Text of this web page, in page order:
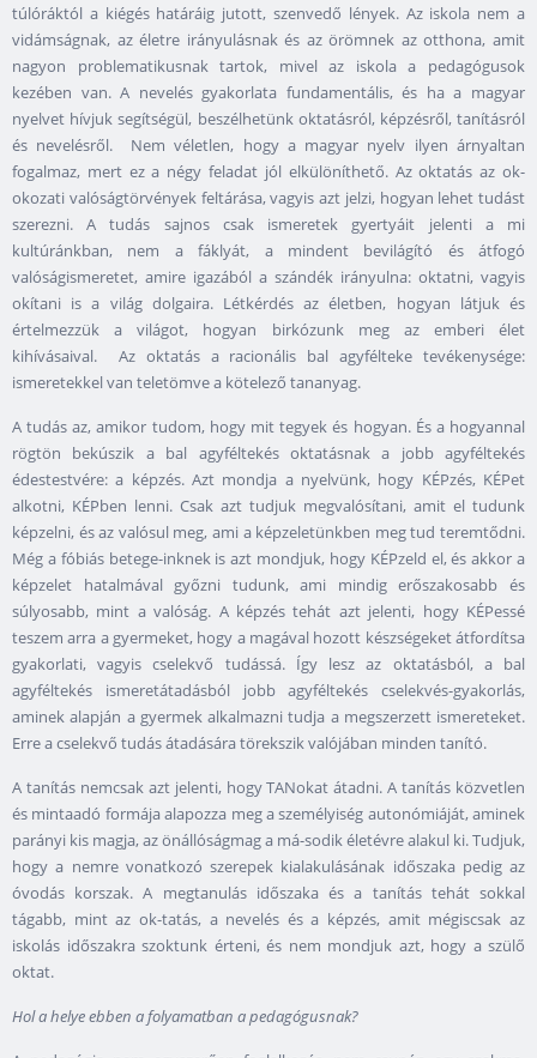
túlóráktól a kiégés határáig jutott, szenvedő lények. Az iskola nem a
vidámságnak, az életre irányulásnak és az örömnek az otthona, amit
nagyon problematikusnak tartok, mivel az iskola a pedagógusok
kezében van. A nevelés gyakorlata fundamentális, és ha a magyar
nyelvet hívjuk segítségül, beszélhetünk oktatásról, képzésről, tanításról
és nevelésről. Nem véletlen, hogy a magyar nyelv ilyen árnyaltan
fogalmaz, mert ez a négy feladat jól elkülöníthető. Az oktatás az ok-
okozati valóságtörvények feltárása, vagyis azt jelzi, hogyan lehet tudást
szerezni. A tudás sajnos csak ismeretek gyertyáit jelenti a mi
kultúránkban, nem a fáklyát, a mindent bevilágító és átfogó
valóságismeretet, amire igazából a szándék irányulna: oktatni, vagyis
okítani is a világ dolgaira. Létkérdés az életben, hogyan látjuk és
értelmezzük a világot, hogyan birkózunk meg az emberi élet
kihívásaival. Az oktatás a racionális bal agyfélteke tevékenysége:
ismeretekkel van teletömve a kötelező tananyag.
A tudás az, amikor tudom, hogy mit tegyek és hogyan. És a hogyannal
rögtön bekúszik a bal agyféltekés oktatásnak a jobb agyféltekés
édestestvére: a képzés. Azt mondja a nyelvünk, hogy KÉPzés, KÉPet
alkotni, KÉPben lenni. Csak azt tudjuk megvalósítani, amit el tudunk
képzelni, és az valósul meg, ami a képzeletünkben meg tud teremtődni.
Még a fóbiás betege-inknek is azt mondjuk, hogy KÉPzeld el, és akkor a
képzelet hatalmával győzni tudunk, ami mindig erőszakosabb és
súlyosabb, mint a valóság. A képzés tehát azt jelenti, hogy KÉPessé
teszem arra a gyermeket, hogy a magával hozott készségeket átfordítsa
gyakorlati, vagyis cselekvő tudássá. Így lesz az oktatásból, a bal
agyféltekés ismeretátadásból jobb agyféltekés cselekvés-gyakorlás,
aminek alapján a gyermek alkalmazni tudja a megszerzett ismereteket.
Erre a cselekvő tudás átadására törekszik valójában minden tanító.
A tanítás nemcsak azt jelenti, hogy TANokat átadni. A tanítás közvetlen
és mintaadó formája alapozza meg a személyiség autonómiáját, aminek
parányi kis magja, az önállóságmag a má-sodik életévre alakul ki. Tudjuk,
hogy a nemre vonatkozó szerepek kialakulásának időszaka pedig az
óvodás korszak. A megtanulás időszaka és a tanítás tehát sokkal
tágabb, mint az ok-tatás, a nevelés és a képzés, amit mégiscsak az
iskolás időszakra szoktunk érteni, és nem mondjuk azt, hogy a szülő
oktat.
Hol a helye ebben a folyamatban a pedagógusnak?